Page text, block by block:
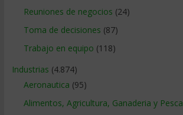
Reuniones de negocios (24)
Toma de decisiones (87)
Trabajo en equipo (118)
Industrias (4.874)
Aeronautica (95)
Alimentos, Agricultura, Ganaderia y Pesca